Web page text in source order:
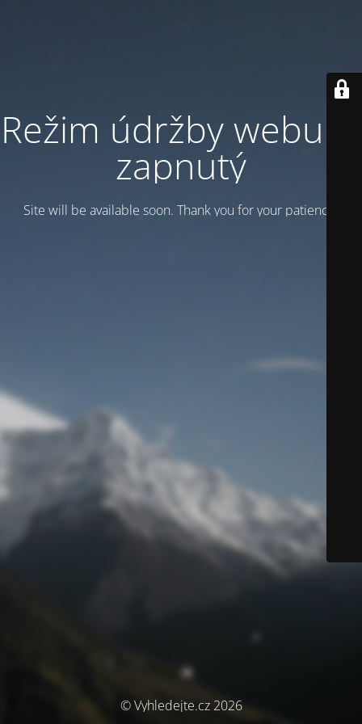
Režim údržby webu je
zapnutý
Site will be available soon. Thank you for your patience!
© Vyhledejte.cz 2026